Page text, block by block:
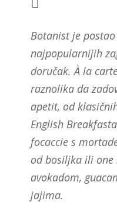
Botanist je
najpopularnijih
doručak. À la
raznolika da
apetit, od
English
focaccie s
od bosiljka ili
avokadom,
jajima.